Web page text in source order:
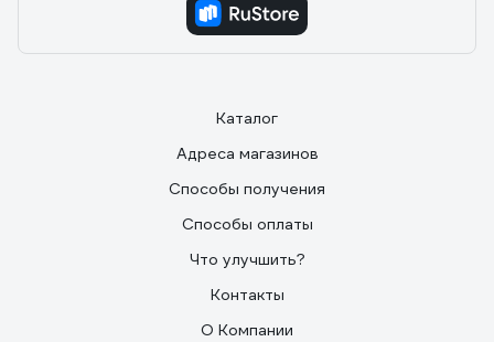
Каталог
Адреса магазинов
Способы получения
Способы оплаты
Что улучшить?
Контакты
О Компании